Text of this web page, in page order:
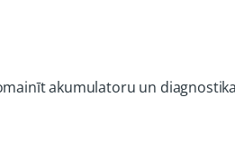
akumulatoru un